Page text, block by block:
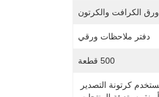
ورق الكرافت والكرتون
دفتر ملاحظات ورقي
500 قطعة